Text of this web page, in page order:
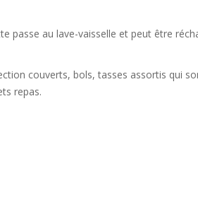
passe au lave-vaisselle et peut être
couverts, bols, tasses assortis qui
repas.